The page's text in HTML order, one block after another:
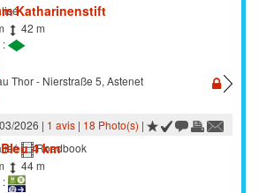
Katharinenstift
42 m
:
Thor - Nierstraße 5, Astenet
2026 | 1 avis| 18 Photo(s) |
Roadbook
4 km
44 m
: